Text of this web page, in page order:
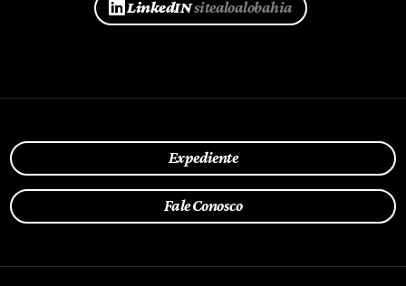
LinkedINsitealoalobahia
Expediente
Fale Conosco